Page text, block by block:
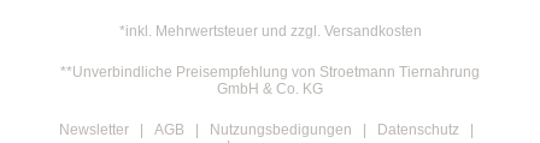
*inkl. Mehrwertsteuer und zzgl. Versandkosten
**Unverbindliche Preisempfehlung von Stroetmann Tiernahrung
GmbH & Co. KG
Newsletter AGB Nutzungsbedigungen
Datenschutz